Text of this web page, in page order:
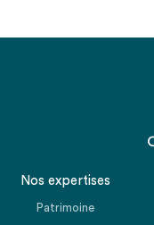
Nos expertises
Patrimoine